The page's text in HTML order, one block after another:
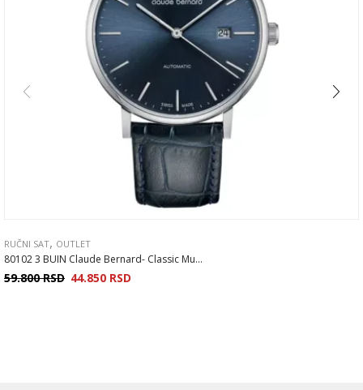
RUČNI SAT, OUTLET
80102 3 BUIN Claude Bernard- Classic Mu...
59.800RSD 44.850 RSD